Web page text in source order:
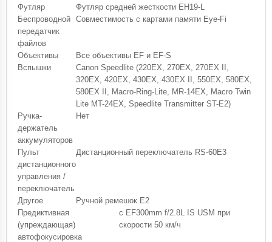
Футляр
Футляр средней жесткости EH19-L
Беспроводной
передатчик
файлов
Совместимость с картами памяти Eye-Fi
Объективы
Все объективы EF и EF-S
Вспышки
Canon Speedlite (220EX, 270EX, 270EX II,
320EX, 420EX, 430EX, 430EX II, 550EX, 580EX,
580EX II, Macro-Ring-Lite, MR-14EX, Macro Twin
Lite MT-24EX, Speedlite Transmitter ST-E2)
Ручка-
держатель
аккумуляторов
Нет
Пульт
дистанционного
управления /
переключатель
Дистанционный переключатель RS-60E3
Другое
Ручной ремешок E2
Предиктивная
(упреждающая)
автофокусировка
с EF300mm f/2.8L IS USM при
скорости 50 км/ч